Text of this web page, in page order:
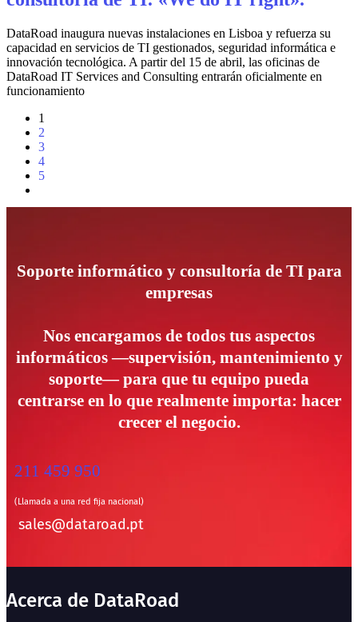
DataRoad inaugura nuevas instalaciones en Lisboa y refuerza su
capacidad en servicios de TI gestionados, seguridad informática e
innovación tecnológica. A partir del 15 de abril, las oficinas de
DataRoad IT Services and Consulting entrarán oficialmente en
funcionamiento
1
2
3
4
5
Soporte informático y consultoría de TI para
empresas
Nos encargamos de todos tus aspectos
informáticos —supervisión, mantenimiento y
soporte— para que tu equipo pueda
centrarse en lo que realmente importa: hacer
crecer el negocio.
211 459 950
(Llamada a una red fija nacional)
sales@dataroad.pt
Acerca de DataRoad